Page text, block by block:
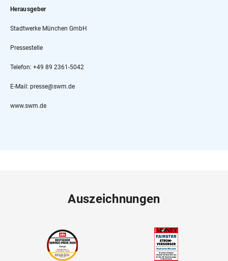
Herausgeber
Stadtwerke München GmbH
Pressestelle
Telefon: +49 89 2361-5042
E-Mail: presse@swm.de
www.swm.de
Auszeichnungen